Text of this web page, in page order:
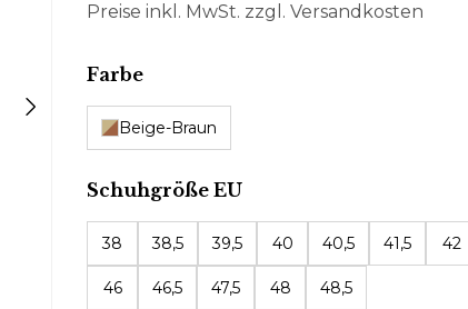
Preise inkl. MwSt. zzgl. Versandkosten
Farbeauswählen
Beige-Braun
Schuhgröße EUauswählen
38 38,5 39,5 40 40,5 41,5 42
46 46,5 47,5 48 48,5